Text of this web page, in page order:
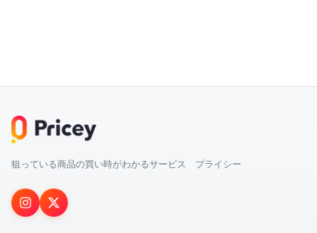
狙っている商品の買い時がわかるサービス プライシー